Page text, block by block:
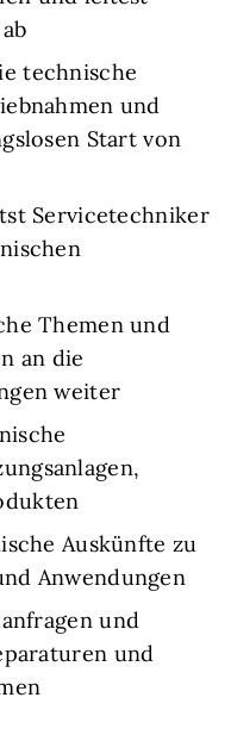
technische
und
Start von
Servicetechniker
Themen und
an die
weiter
Auskünfte zu
Anwendungen
und
und